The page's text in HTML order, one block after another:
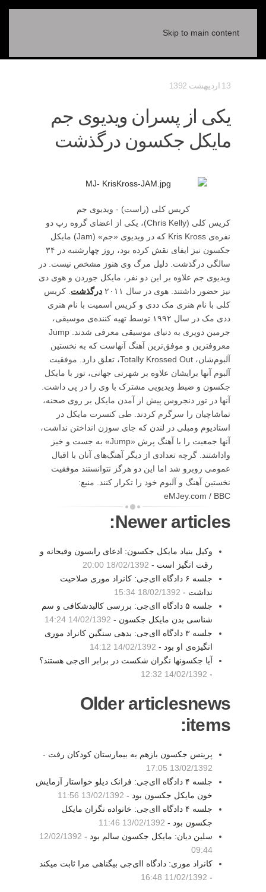
Skip to main content
13 ارديبهشت 1392
یکی از پسران ویدیوی جم
مایکل جکسون درگذشت
کریس کلی (راست) - ویدیوی جم
کریس کلی (Chris Kelly)، یکی از اعضای گروه رپ دو
نفره‌ی Kris Kross که در ویدیوی «جم» (Jam) مایکل
جکسون نیز ایفای نقش کرده بود، روز چهارشنبه در ۳۴
سالگی درگذشت. دلیل مرگ وی هنوز مشخص نیست. در
ویدیوی جم علاوه بر این دو نفر، مایکل جوردن و هوی دی
نیز حضور داشتند. هوی در سال ۲۰۱۱
درگذشت . کریس
کلی با نام هنری مک ددی و کریس اسمیت با نام هنری
ددی مک در سال ۱۹۹۲ توسط تهیه کننده‌ی موسیقی،
جرمین دوپری به دنیای موسیقی معرفی شدند. Jump
معروفترین و موفق‌ترین آهنگ آنهاست که به نخستین
آلبوم‌شان، Totally Krossed Out، تعلق دارد. موفقیت
آلبوم آنها برایشان علاوه بر شهرتی جهانی، تور با مایکل
جکسون و ضبط ویدیویی مشترک با وی را در پی داشت.
آنها در تور دنجروس پیش از آمدن مایکل بر روی صحنه،
تماشاچیان را سرگرم کردند. طی کنسرت مایکل در
استادیوم ومبلی در لندن که جای سوزن انداختن نداشت،
آنها جمعیت را با آهنگ پرش «Jump» به جست و خیز
واداشتند. گرچه تعدادی از دیگر آهنگ‌های آنان با اقبال
عمومی روبرو شد اما این دو هرگز نتوانستند موفقیت
نخستین آهنگ و آلبوم خود را تکرار کنند. منبع:
eMJey.com / BBC
Newer articles:
وکیل بنیاد مایکل جکسون: ادعای رابسون وقیحانه و
رقت انگیز است - 18/02/1392 20:00
جلسه ۶ دادگاه اای‌جی: کانراد موری صلاحیت
نداشت - 18/02/1392 15:34
جلسه ۵ دادگاه اای‌جی: بررسی کالبدشکافی و سم
شناسی بدن مایکل جکسون - 14/02/1392 14:24
جلسه ۳ دادگاه اای‌جی: بدهی سنگین کانراد موری
انگیزه‌ی او بود - 14/02/1392 14:12
آیا جکسونها نگران شکست در برابر اای‌جی هستند؟
-
14/02/1392 12:32
Older articlesnews
items:
پرینس جکسون بازهم به بیمارستان کودکان رفت -
13/02/1392 17:05
جلسه ۴ دادگاه اای‌جی: فرانک دیلو خواستار آزمایش
خون مایکل جکسون بود - 13/02/1392 11:56
جلسه ۴ دادگاه اای‌جی: خانواده نگران مایکل
جکسون بود - 13/02/1392 11:46
سلین دیان: مایکل جکسون سالم بود - 12/02/1392
09:44
کانراد موری: دادگاه اای‌جی بیگناهی مرا ثابت میکند
-
11/02/1392 16:48